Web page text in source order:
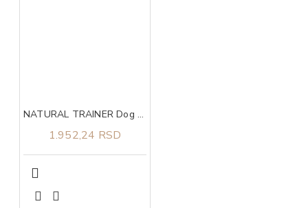
NATURAL TRAINER Dog sa piletinom i pirinčem za odrasle pse malih rasa 2kg
1.952,24 RSD